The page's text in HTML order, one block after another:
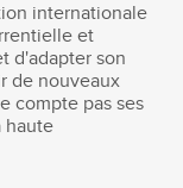
internationale
et
d'adapter son
de nouveaux
compte pas ses
haute